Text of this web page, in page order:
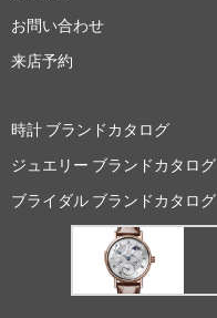
お問い合わせ
来店予約
時計 ブランドカタログ
ジュエリー ブランドカタログ
ブライダル ブランドカタログ